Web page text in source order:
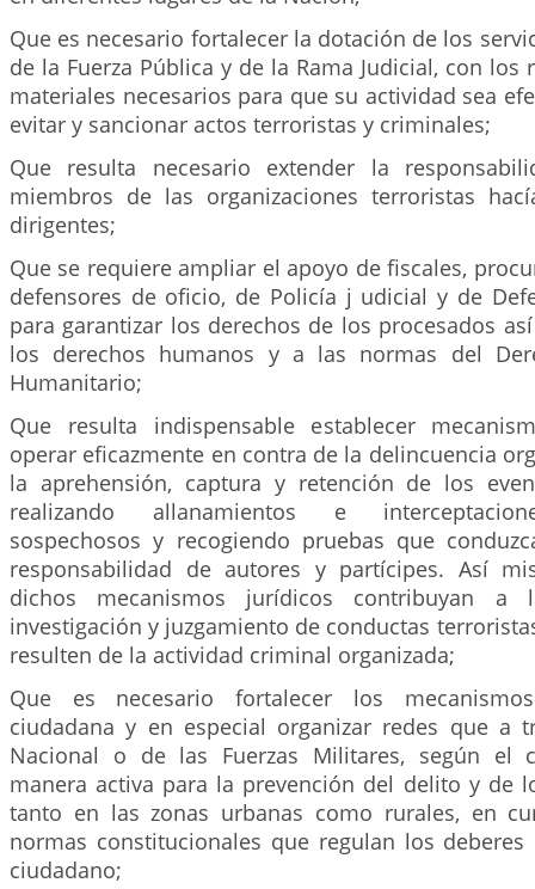
Que es necesario fortalecer la dotación de los
de la Fuerza Pública y de la Rama Judicial, con los
materiales necesarios para que su actividad sea
evitar y sancionar actos terroristas y criminales;
Que resulta necesario extender la
miembros de las organizaciones terroristas
dirigentes;
Que se requiere ampliar el apoyo de fiscales,
defensores de oficio, de Policía j udicial y de
para garantizar los derechos de los procesados
los derechos humanos y a las normas del
Humanitario;
Que resulta indispensable establecer
operar eficazmente en contra de la delincuencia
la aprehensión, captura y retención de los
realizando allanamientos e
sospechosos y recogiendo pruebas que
responsabilidad de autores y partícipes. Así
dichos mecanismos jurídicos contribuyan
investigación y juzgamiento de conductas
resulten de la actividad criminal organizada;
Que es necesario fortalecer los
ciudadana y en especial organizar redes que a
Nacional o de las Fuerzas Militares, según el
manera activa para la prevención del delito y de
tanto en las zonas urbanas como rurales, en
normas constitucionales que regulan los
ciudadano;